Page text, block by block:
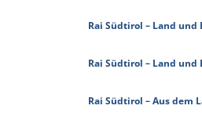
Rai Südtirol – Land
Rai Südtirol – Land und
Rai Südtirol – Aus dem